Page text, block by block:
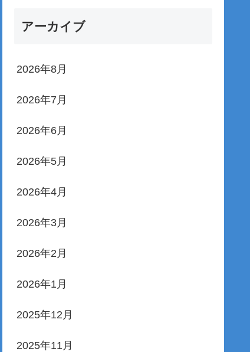
アーカイブ
2026年8月
2026年7月
2026年6月
2026年5月
2026年4月
2026年3月
2026年2月
2026年1月
2025年12月
2025年11月